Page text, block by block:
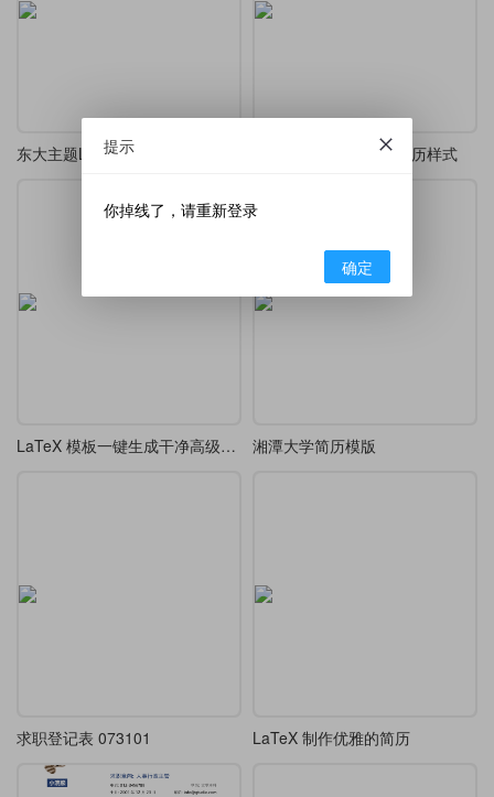
一个典型的科研人员 简历样式
LaTeX 模板一键生成干净高级极简学术 CV 湘潭大学简历模版
求职登记表 073101 LaTeX 制作优雅的简历
提示
你掉线了，请重新登录
确定